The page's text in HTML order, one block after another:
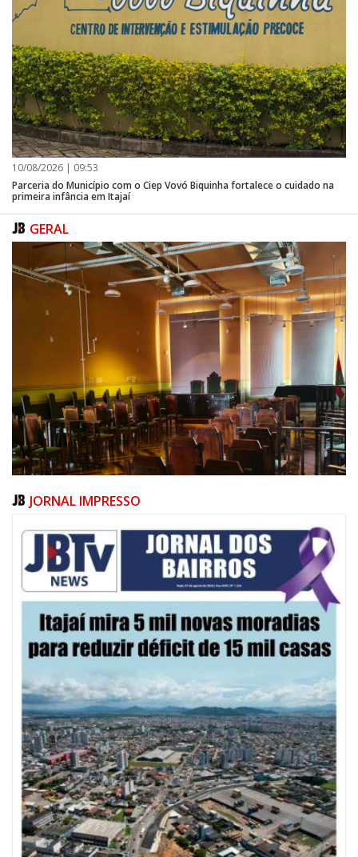
10/08/2026 | 09:53
Parceria do Município com o Ciep Vovó Biquinha fortalece o cuidado na
primeira infância em Itajaí
GERAL
10/08/2026 | 09:54
Palácio Marcos Konder volta a sediar gestão pública com Gabinete
Protocolar a partir desta segunda-feira (10)
CULTURA
JORNAL IMPRESSO